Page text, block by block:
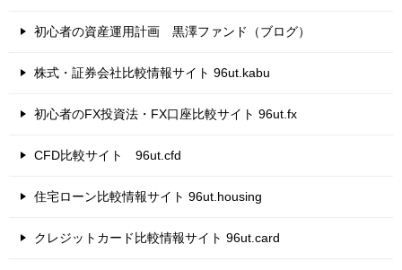
初心者の資産運用計画 黒澤ファンド（ブログ）
株式・証券会社比較情報サイト 96ut.kabu
初心者のFX投資法・FX口座比較サイト 96ut.fx
CFD比較サイト 96ut.cfd
住宅ローン比較情報サイト 96ut.housing
クレジットカード比較情報サイト 96ut.card